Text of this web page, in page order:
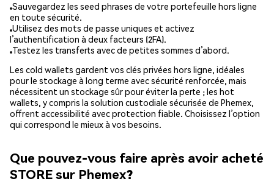
Sauvegardez les seed phrases de votre portefeuille hors ligne
en toute sécurité.
Utilisez des mots de passe uniques et activez
l’authentification à deux facteurs (2FA).
Testez les transferts avec de petites sommes d’abord.
Les cold wallets gardent vos clés privées hors ligne, idéales
pour le stockage à long terme avec sécurité renforcée, mais
nécessitent un stockage sûr pour éviter la perte ; les hot
wallets, y compris la solution custodiale sécurisée de Phemex,
offrent accessibilité avec protection fiable. Choisissez l’option
qui correspond le mieux à vos besoins.
Que pouvez-vous faire après avoir acheté
STORE sur Phemex?